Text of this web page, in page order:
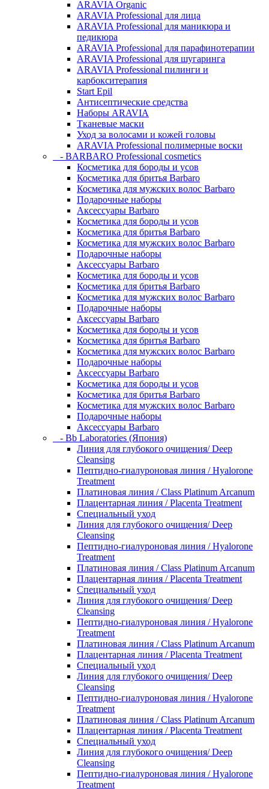
ARAVIA Organic
ARAVIA Professional для лица
ARAVIA Professional для маникюра и
педикюра
ARAVIA Professional для парафинотерапии
ARAVIA Professional для шугаринга
ARAVIA Professional пилинги и
карбокситерапия
Start Epil
Антисептические средства
Наборы ARAVIA
Тканевые маски
Уход за волосами и кожей головы
ARAVIA Professional полимерные воски
- BARBARO Professional cosmetics
Косметика для бороды и усов
Косметика для бритья Barbaro
Косметика для мужских волос Barbaro
Подарочные наборы
Аксессуары Barbaro
Косметика для бороды и усов
Косметика для бритья Barbaro
Косметика для мужских волос Barbaro
Подарочные наборы
Аксессуары Barbaro
Косметика для бороды и усов
Косметика для бритья Barbaro
Косметика для мужских волос Barbaro
Подарочные наборы
Аксессуары Barbaro
Косметика для бороды и усов
Косметика для бритья Barbaro
Косметика для мужских волос Barbaro
Подарочные наборы
Аксессуары Barbaro
Косметика для бороды и усов
Косметика для бритья Barbaro
Косметика для мужских волос Barbaro
Подарочные наборы
Аксессуары Barbaro
- Bb Laboratories (Япония)
Линия для глубокого очищения/ Deep
Cleansing
Пептидно-гиалуроновая линия / Hyalorone
Treatment
Платиновая линия / Class Platinum Arcanum
Плацентарная линия / Placenta Treatment
Специальный уход
Линия для глубокого очищения/ Deep
Cleansing
Пептидно-гиалуроновая линия / Hyalorone
Treatment
Платиновая линия / Class Platinum Arcanum
Плацентарная линия / Placenta Treatment
Специальный уход
Линия для глубокого очищения/ Deep
Cleansing
Пептидно-гиалуроновая линия / Hyalorone
Treatment
Платиновая линия / Class Platinum Arcanum
Плацентарная линия / Placenta Treatment
Специальный уход
Линия для глубокого очищения/ Deep
Cleansing
Пептидно-гиалуроновая линия / Hyalorone
Treatment
Платиновая линия / Class Platinum Arcanum
Плацентарная линия / Placenta Treatment
Специальный уход
Линия для глубокого очищения/ Deep
Cleansing
Пептидно-гиалуроновая линия / Hyalorone
Treatment